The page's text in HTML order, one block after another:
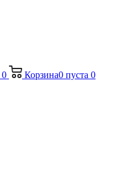
0 Корзина0 пуста 0